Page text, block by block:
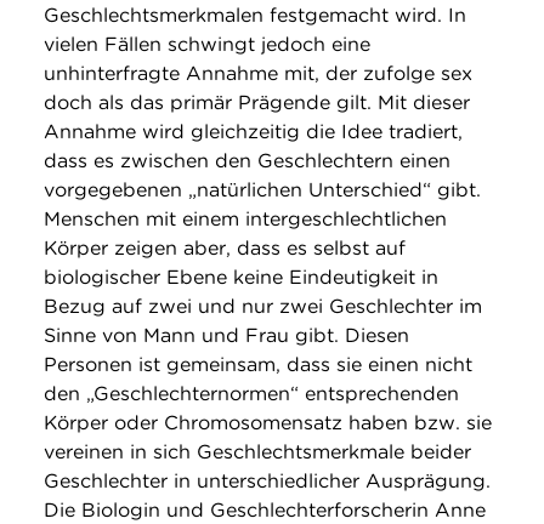
Geschlechtsmerkmalen festgemacht wird. In
vielen Fällen schwingt jedoch eine
unhinterfragte Annahme mit, der zufolge sex
doch als das primär Prägende gilt. Mit dieser
Annahme wird gleichzeitig die Idee tradiert,
dass es zwischen den Geschlechtern einen
vorgegebenen „natürlichen Unterschied“ gibt.
Menschen mit einem intergeschlechtlichen
Körper zeigen aber, dass es selbst auf
biologischer Ebene keine Eindeutigkeit in
Bezug auf zwei und nur zwei Geschlechter im
Sinne von Mann und Frau gibt. Diesen
Personen ist gemeinsam, dass sie einen nicht
den „Geschlechternormen“ entsprechenden
Körper oder Chromosomensatz haben bzw. sie
vereinen in sich Geschlechtsmerkmale beider
Geschlechter in unterschiedlicher Ausprägung.
Die Biologin und Geschlechterforscherin Anne